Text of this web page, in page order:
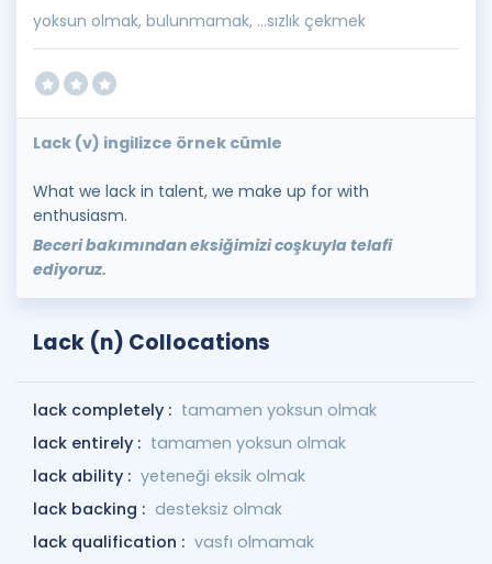
İngilizce Gramer
yoksun olmak, bulunmamak, ...sızlık çekmek
Lack (v) ingilizce örnek cümle
What we lack in talent, we make up for with
enthusiasm.
Beceri bakımından eksiğimizi coşkuyla telafi
ediyoruz.
Lack (n) Collocations
lack completely : tamamen yoksun olmak
lack entirely : tamamen yoksun olmak
lack ability : yeteneği eksik olmak
lack backing : desteksiz olmak
lack qualification : vasfı olmamak